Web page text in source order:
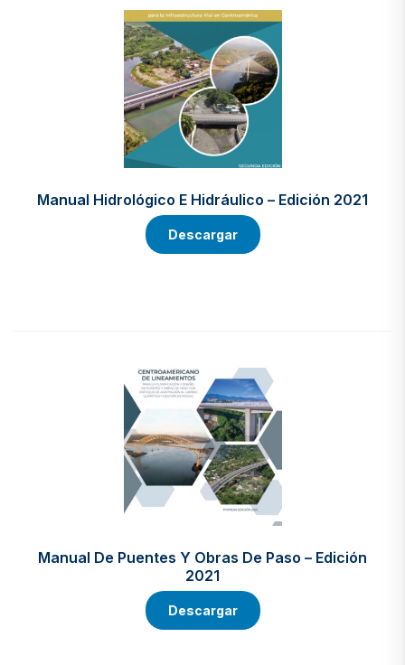
Manual Hidrológico E Hidráulico – Edición 2021
Descargar
Manual De Puentes Y Obras De Paso – Edición
2021
Descargar